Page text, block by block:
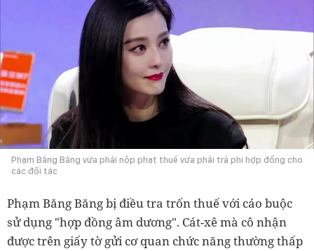
Phạm Băng Băng vừa phải nộp phạt thuế vừa phải trả phí hợp đồng cho
các đối tác
Phạm Băng Băng bị điều tra trốn thuế với cáo buộc
sử dụng "hợp đồng âm dương". Cát-xê mà cô nhận
được trên giấy tờ gửi cơ quan chức năng thường thấp